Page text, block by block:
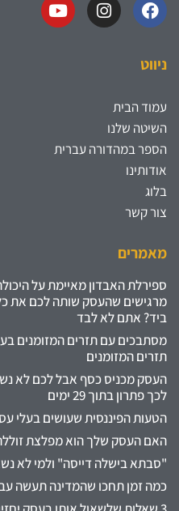
ניווט
עמוד הבית
השיטה שלנו
הספר במהדורה עברית
אודותינו
בלוג
צור קשר
מאמרים
ספירלת האבדון מאיימת על
מרגישים שהעסק שותה לכם את
ביד? אתם לא לבד
מסתבכים עם תזרים המזומנים
תזרים המזומנים
העסק מכניס כסף אבל לכם לא
לכך פתרון בתוך 29 ימים
הטעות הפיננסית שעושים בעלי
האם העסק שלך הוא מפלצת
"סבתא בישלה דייסה" ולמי לא
כמה זמן תחכו שהמדינה תעשה